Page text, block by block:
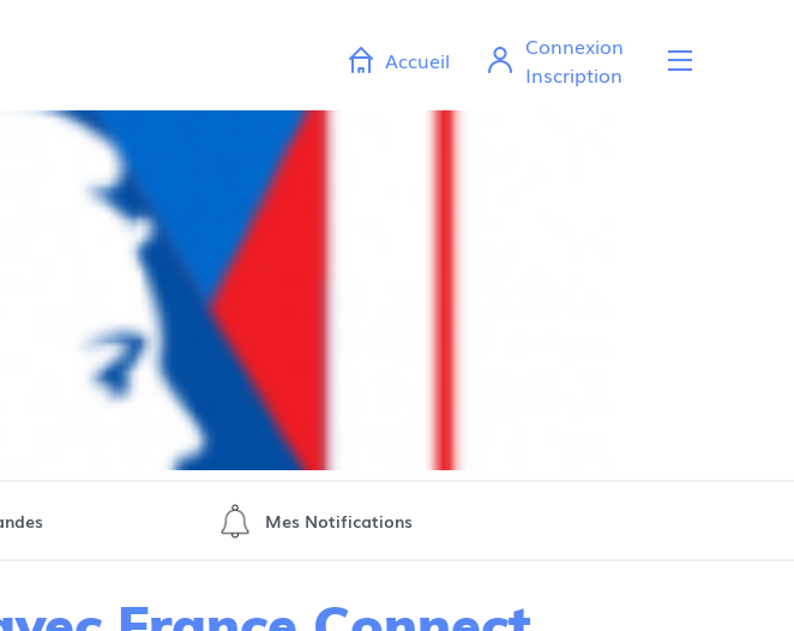
Accueil
Connexion
Inscription
Mes Notifications